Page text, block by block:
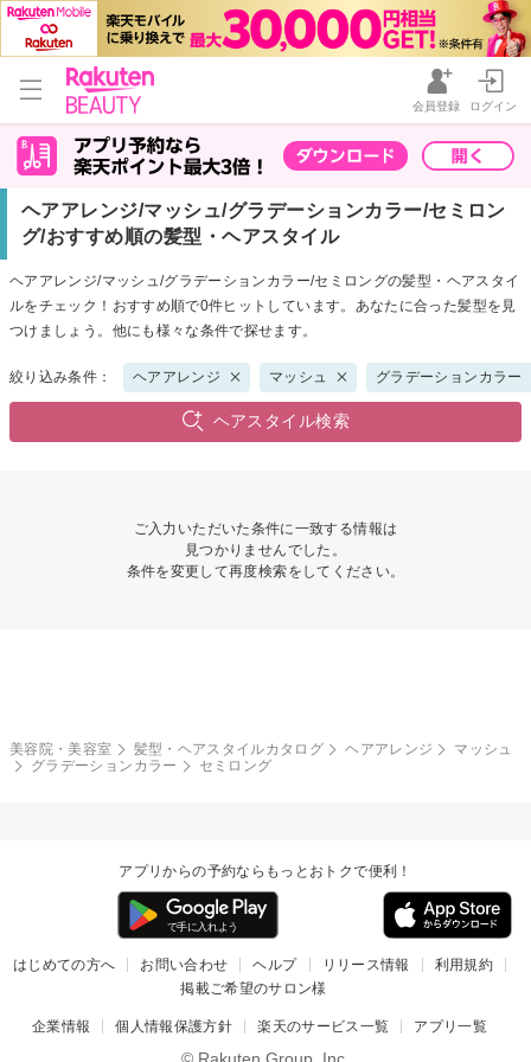
会員登録 ログイン
ヘアアレンジ/マッシュ/グラデーションカラー/セミロン
グ/おすすめ順の髪型・ヘアスタイル
ヘアアレンジ/マッシュ/グラデーションカラー/セミロングの髪型・ヘアスタイ
ルをチェック！おすすめ順で0件ヒットしています。あなたに合った髪型を見
つけましょう。他にも様々な条件で探せます。
絞り込み条件： ヘアアレンジ マッシュ グラデーションカラー
ヘアスタイル検索
ご入力いただいた条件に一致する情報は
見つかりませんでした。
条件を変更して再度検索をしてください。
美容院・美容室 髪型・ヘアスタイルカタログ ヘアアレンジ
マッシュ
グラデーションカラー
セミロング
アプリからの予約ならもっとおトクで便利！
はじめての方へ お問い合わせ ヘルプ リリース情報
利用規約
掲載ご希望のサロン様
企業情報 個人情報保護方針 楽天のサービス一覧 アプリ一覧